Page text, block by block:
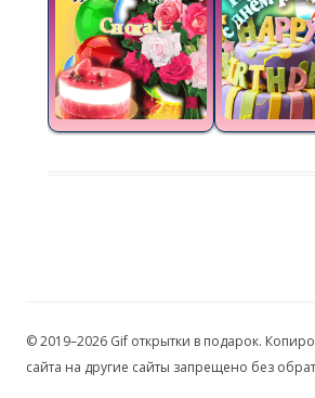
© 2019–2026 Gif открытки в подарок.
сайта на другие сайты запрещено без